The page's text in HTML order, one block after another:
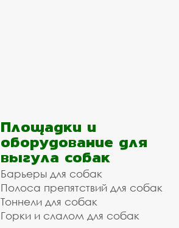
Площадки и
оборудование для
выгула собак
Барьеры для собак
Полоса препятствий для собак
Тоннели для собак
Горки и слалом для собак